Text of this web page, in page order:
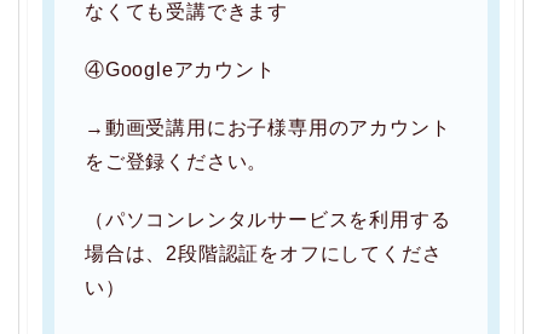
なくても受講できます
④Googleアカウント
→動画受講用にお子様専用のアカウント
をご登録ください。
（パソコンレンタルサービスを利用する
場合は、2段階認証をオフにしてくださ
い）